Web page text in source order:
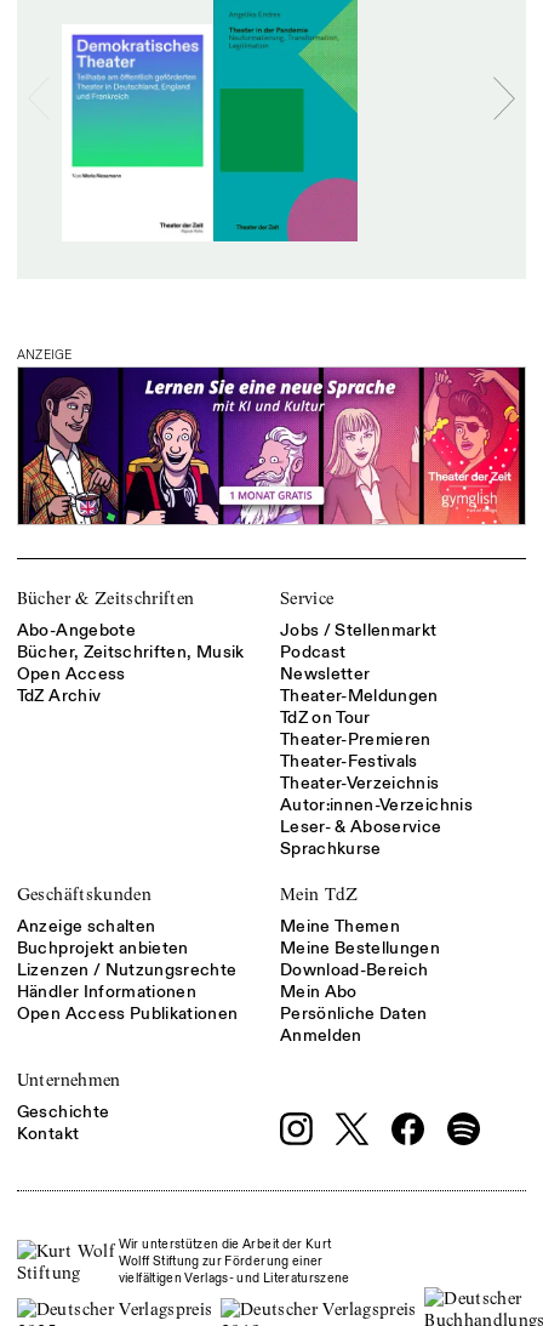
ANZEIGE
Bücher & Zeitschriften
Abo-Angebote
Bücher, Zeitschriften, Musik
Open Access
TdZ Archiv
Service
Jobs / Stellenmarkt
Podcast
Newsletter
Theater-Meldungen
TdZ on Tour
Theater-Premieren
Theater-Festivals
Theater-Verzeichnis
Autor:innen-Verzeichnis
Leser- & Aboservice
Sprachkurse
Geschäftskunden
Anzeige schalten
Buchprojekt anbieten
Lizenzen / Nutzungsrechte
Händler Informationen
Open Access Publikationen
Mein TdZ
Meine Themen
Meine Bestellungen
Download-Bereich
Mein Abo
Persönliche Daten
Anmelden
Unternehmen
Geschichte
Kontakt
Wir unterstützen die Arbeit der Kurt
Wolff Stiftung zur Förderung einer
vielfältigen Verlags- und Literaturszene